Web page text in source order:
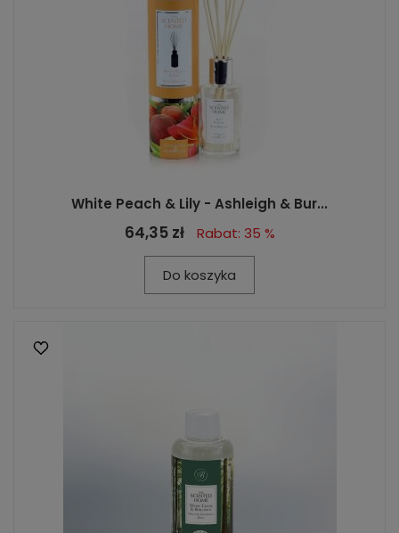
White Peach & Lily - Ashleigh & Bur...
64,35 zł Rabat: 35 %
Do koszyka